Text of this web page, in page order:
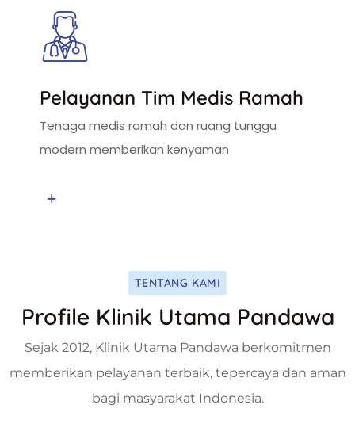
Pelayanan Tim Medis Ramah
Tenaga medis ramah dan ruang tunggu
modern memberikan kenyaman
TENTANG KAMI
Profile Klinik Utama Pandawa
Sejak 2012, Klinik Utama Pandawa berkomitmen
memberikan pelayanan terbaik, tepercaya dan aman
bagi masyarakat Indonesia.